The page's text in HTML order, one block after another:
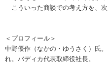
こういった商談での考え方を、次
＜プロフィール＞
中野優作（なかの・ゆうさく）氏
れ。バディカ代表取締役社長。